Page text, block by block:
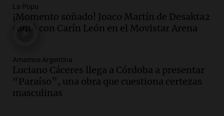
Una mañana para todos
Episodios
Una mañana para todos
Episodios
Audio.Mateo, a los 25 años, lucha
La Popu
¡Momento soñado! Joaco Martín de Desakta2
cantó con Carín León en el Movistar Arena
Amamos Argentina
Luciano Cáceres llega a Córdoba a presentar
“Paraíso”, una obra que cuestiona certezas
masculinas